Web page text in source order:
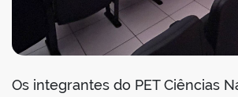
Os integrantes do PET Ciências